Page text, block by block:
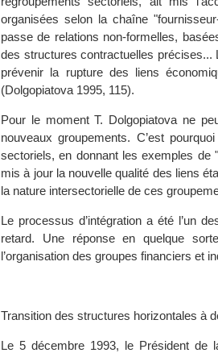
organisées selon la chaîne
passe de relations non-formelles,
des structures contractuelles
prévenir la rupture des liens
(Dolgopiatova 1995, 115).
Pour le moment T. Dolgopiatova ne
nouveaux groupements. C’est
sectoriels, en donnant les exemples
mis à jour la nouvelle qualité des liens
la nature intersectorielle de ces
Le processus d’intégration a été l’un
retard. Une réponse en quelque
l’organisation des groupes financiers et
Transition des structures horizontales à
Le 5 décembre 1993, le Président de